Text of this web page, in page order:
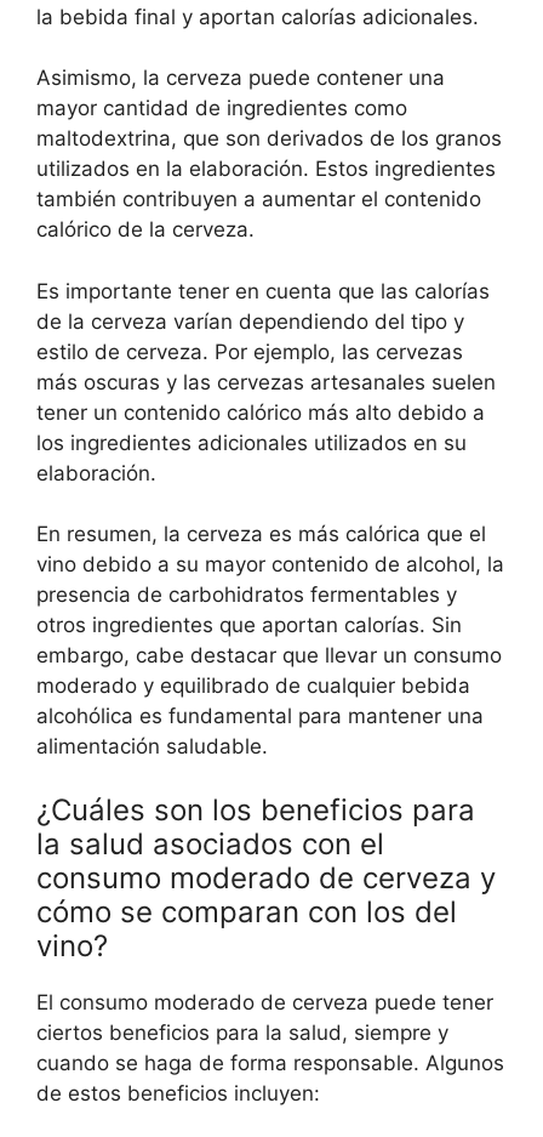
la bebida final y aportan calorías adicionales.
Asimismo, la cerveza puede contener una
mayor cantidad de ingredientes como
maltodextrina, que son derivados de los granos
utilizados en la elaboración. Estos ingredientes
también contribuyen a aumentar el contenido
calórico de la cerveza.
Es importante tener en cuenta que las calorías
de la cerveza varían dependiendo del tipo y
estilo de cerveza. Por ejemplo, las cervezas
más oscuras y las cervezas artesanales suelen
tener un contenido calórico más alto debido a
los ingredientes adicionales utilizados en su
elaboración.
En resumen, la cerveza es más calórica que el
vino debido a su mayor contenido de alcohol, la
presencia de carbohidratos fermentables y
otros ingredientes que aportan calorías. Sin
embargo, cabe destacar que llevar un consumo
moderado y equilibrado de cualquier bebida
alcohólica es fundamental para mantener una
alimentación saludable.
¿Cuáles son los beneficios para
la salud asociados con el
consumo moderado de cerveza y
cómo se comparan con los del
vino?
El consumo moderado de cerveza puede tener
ciertos beneficios para la salud, siempre y
cuando se haga de forma responsable. Algunos
de estos beneficios incluyen: